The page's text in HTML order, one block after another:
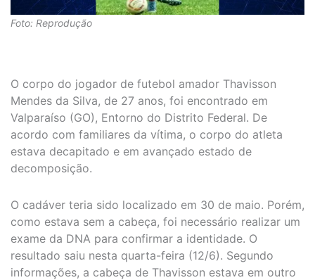
Foto: Reprodução
O corpo do jogador de futebol amador Thavisson
Mendes da Silva, de 27 anos, foi encontrado em
Valparaíso (GO), Entorno do Distrito Federal. De
acordo com familiares da vítima, o corpo do atleta
estava decapitado e em avançado estado de
decomposição.
O cadáver teria sido localizado em 30 de maio. Porém,
como estava sem a cabeça, foi necessário realizar um
exame da DNA para confirmar a identidade. O
resultado saiu nesta quarta-feira (12/6). Segundo
informações, a cabeça de Thavisson estava em outro